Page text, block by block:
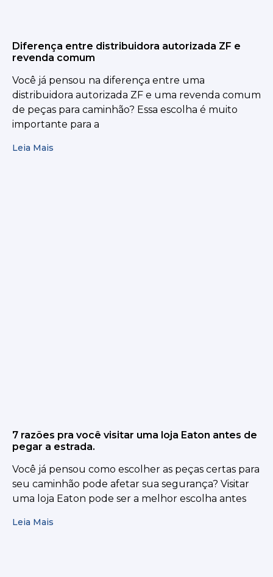
Diferença entre distribuidora autorizada ZF e
revenda comum
Você já pensou na diferença entre uma
distribuidora autorizada ZF e uma revenda comum
de peças para caminhão? Essa escolha é muito
importante para a
Leia Mais
7 razões pra você visitar uma loja Eaton antes de
pegar a estrada.
Você já pensou como escolher as peças certas para
seu caminhão pode afetar sua segurança? Visitar
uma loja Eaton pode ser a melhor escolha antes
Leia Mais